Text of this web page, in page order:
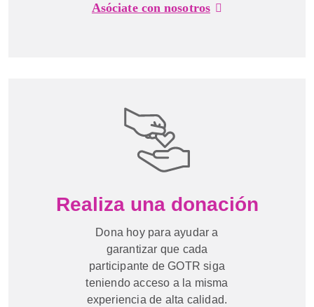
Asóciate con nosotros
Realiza una donación
Dona hoy para ayudar a
garantizar que cada
participante de GOTR siga
teniendo acceso a la misma
experiencia de alta calidad.